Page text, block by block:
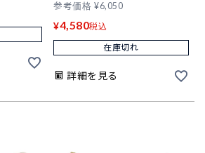
参考価格 ¥6,050
¥4,580税込
在庫切れ
詳細を見る